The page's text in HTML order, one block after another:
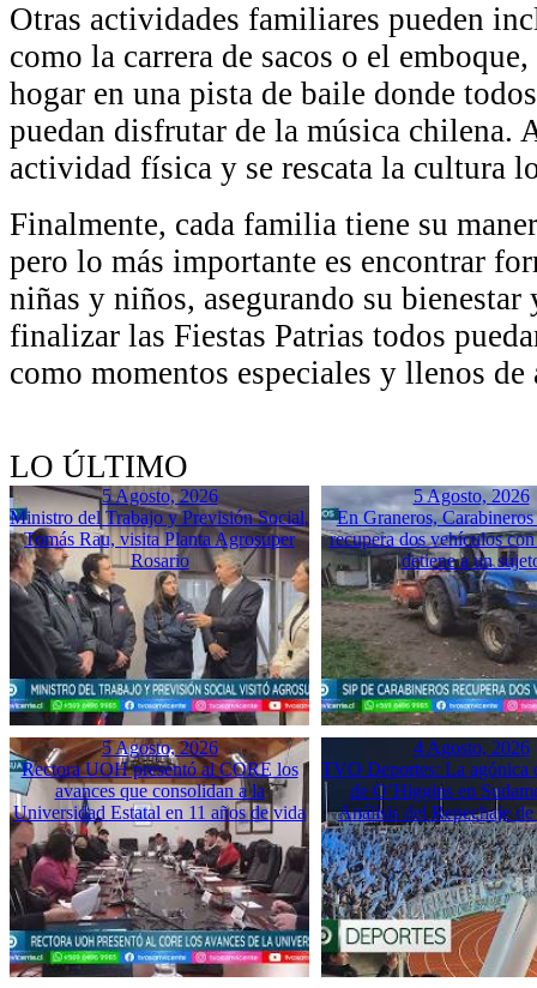
Otras actividades familiares pueden
como la carrera de sacos o el
hogar en una pista de baile donde
puedan disfrutar de la música chilena.
actividad física y se rescata la cultura
Finalmente, cada familia tiene su
pero lo más importante es encontrar
niñas y niños, asegurando su bienestar
finalizar las Fiestas Patrias todos
como momentos especiales y llenos de
LO ÚLTIMO
5 Agosto, 2026
Ministro del Trabajo y Previsión Social,
Tomás Rau, visita Planta Agrosuper
Rosario
5 Agosto, 2026
En Graneros,
recupera dos vehículos
detiene a un
5 Agosto, 2026
Rectora UOH presentó al CORE los
avances que consolidan a la
Universidad Estatal en 11 años de vida
4 Agosto, 2026
TVO Deportes: La agónica
de O’Higgins en
Análisis del Repechaje de